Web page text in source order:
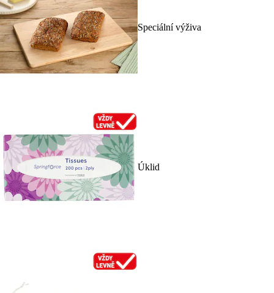
Speciální výživa
Úklid